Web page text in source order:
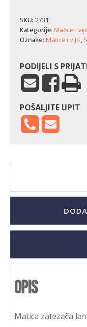
SKU: 2731
Kategorije: Matice i
Oznake: Matice i vijci,
PODIJELI S
POŠALJITE UPIT
Opis
Matica zatezača